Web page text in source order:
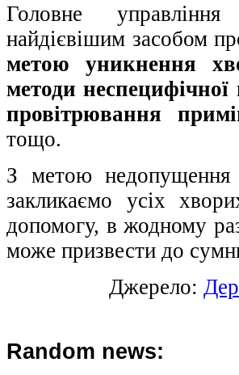
Головне
найдієвішим засобом
метою уникнення
методи
провітрювання
тощо.
З метою недопущення
закликаємо усіх
допомогу, в жодному
може призвести до
Джерело:
Random news: